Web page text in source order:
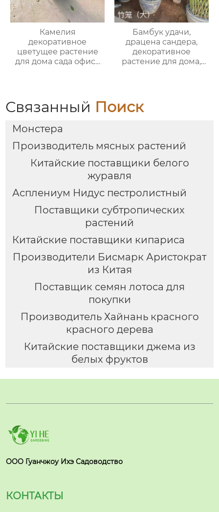
Камелия
декоративное
цветущее растение
для дома сада офиса
Бамбук удачи,
драцена сандера,
декоративное
растение для дома,
Связанный Поиск
Монстера
Производитель мясных растений
Китайские поставщики белого
журавля
Асплениум Нидус пестролистный
Поставщики субтропических
растений
Китайские поставщики кипариса
Производители Бисмарк Аристократ
из Китая
Поставщик семян лотоса для
покупки
Производитель Хайнань красного
красного дерева
Китайские поставщики джема из
белых фруктов
ООО Гуанчжоу Ихэ Садоводство
КОНТАКТЫ